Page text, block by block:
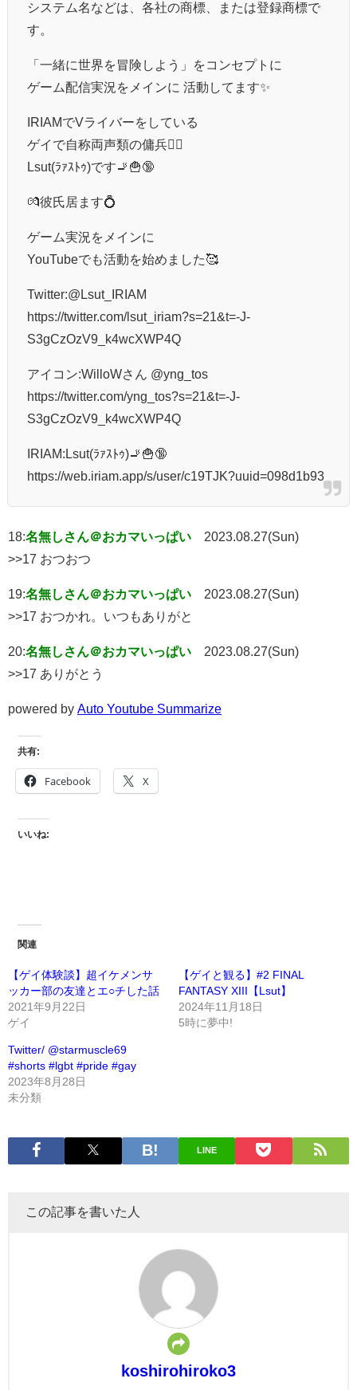
システム名などは、各社の商標、または登録商標で
す。
「一緒に世界を冒険しよう」をコンセプトに
ゲーム配信実況をメインに 活動してます✨️
IRIAMでVライバーをしている
ゲイで自称両声類の傭兵🏳️‍🌈
Lsut(ﾗｧｽﾄｩ)です🚬🍟🔞
💏彼氏居ます💍
ゲーム実況をメインに
YouTubeでも活動を始めました🥰
Twitter:@Lsut_IRIAM
https://twitter.com/lsut_iriam?s=21&t=-J-
S3gCzOzV9_k4wcXWP4Q
アイコン:WilloWさん @yng_tos
https://twitter.com/yng_tos?s=21&t=-J-
S3gCzOzV9_k4wcXWP4Q
IRIAM:Lsut(ﾗｧｽﾄｩ)🚬🍟🔞
https://web.iriam.app/s/user/c19TJK?uuid=098d1b93
18:名無しさん＠おカマいっぱい
2023.08.27(Sun)
>>17 おつおつ
19:名無しさん＠おカマいっぱい
2023.08.27(Sun)
>>17 おつかれ。いつもありがと
20:名無しさん＠おカマいっぱい
2023.08.27(Sun)
>>17 ありがとう
powered by Auto Youtube Summarize
共有:
Facebook X
いいね:
関連
【ゲイ体験談】超イケメンサ
ッカー部の友達とエ○チした話
2021年9月22日
ゲイ
【ゲイと観る】#2 FINAL
FANTASY XIII【Lsut】
2024年11月18日
5時に夢中!
Twitter/ @starmuscle69
#shorts #lgbt #pride #gay
2023年8月28日
未分類
LINE
この記事を書いた人
koshirohiroko3